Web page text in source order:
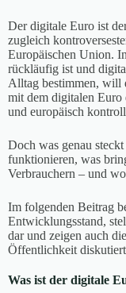
Der digitale Euro ist
zugleich
Europäischen Union.
rückläufig ist und
Alltag bestimmen, will
mit dem digitalen Euro
und europäisch
Doch was genau
funktionieren, was
Verbrauchern – und
Im folgenden Beitrag
Entwicklungsstand,
dar und zeigen auch
Öffentlichkeit
Was ist der digitale